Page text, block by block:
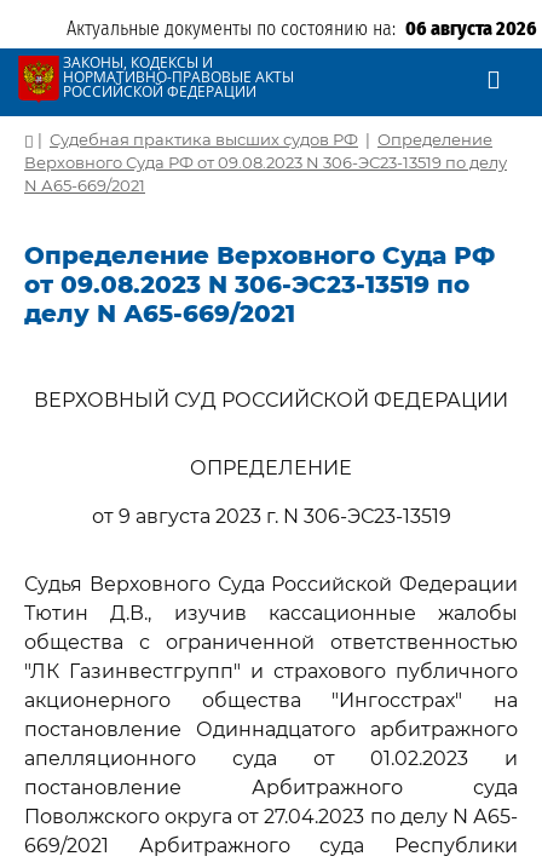
Актуальные документы по состоянию на: 06 августа 2026
ЗАКОНЫ, КОДЕКСЫ И
НОРМАТИВНО-ПРАВОВЫЕ АКТЫ
РОССИЙСКОЙ ФЕДЕРАЦИИ
| Судебная практика высших судов РФ | Определение
Верховного Суда РФ от 09.08.2023 N 306-ЭС23-13519 по делу
N А65-669/2021
Определение Верховного Суда РФ
от 09.08.2023 N 306-ЭС23-13519 по
делу N А65-669/2021
ВЕРХОВНЫЙ СУД РОССИЙСКОЙ ФЕДЕРАЦИИ
ОПРЕДЕЛЕНИЕ
от 9 августа 2023 г. N 306-ЭС23-13519
Судья Верховного Суда Российской Федерации
Тютин Д.В., изучив кассационные жалобы
общества с ограниченной ответственностью
"ЛК Газинвестгрупп" и страхового публичного
акционерного общества "Ингосстрах" на
постановление Одиннадцатого арбитражного
апелляционного суда от 01.02.2023 и
постановление Арбитражного суда
Поволжского округа от 27.04.2023 по делу N А65-
669/2021 Арбитражного суда Республики